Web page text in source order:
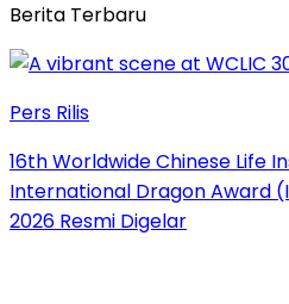
Berita Terbaru
Pers Rilis
16th Worldwide Chinese Life
International Dragon Award
2026 Resmi Digelar